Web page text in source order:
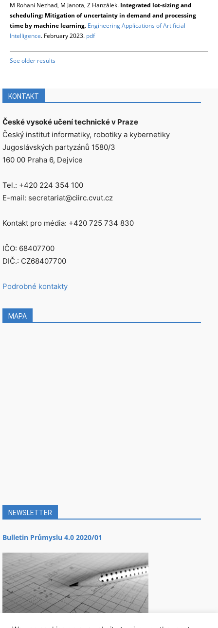
M Rohani Nezhad, M Janota, Z Hanzálek. Integrated lot-sizing and
scheduling: Mitigation of uncertainty in demand and processing
time by machine learning. Engineering Applications of Artificial
Intelligence. February 2023. pdf
See older results
KONTAKT
České vysoké učení technické v Praze
Český institut informatiky, robotiky a kybernetiky
Jugoslávských partyzánů 1580/3
160 00 Praha 6, Dejvice
Tel.: +420 224 354 100
E-mail: secretariat@ciirc.cvut.cz
Kontakt pro média: +420 725 734 830
IČO: 68407700
DIČ.: CZ68407700
Podrobné kontakty
MAPA
NEWSLETTER
Bulletin Průmyslu 4.0 2020/01